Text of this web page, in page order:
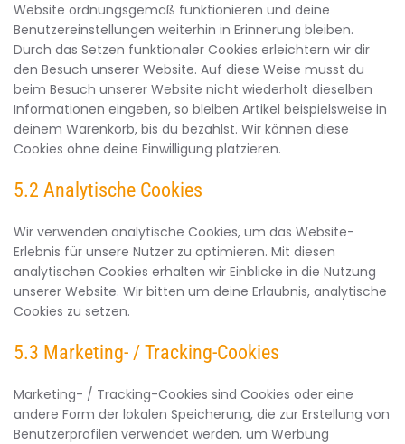
Website ordnungsgemäß funktionieren und deine
Benutzereinstellungen weiterhin in Erinnerung bleiben.
Durch das Setzen funktionaler Cookies erleichtern wir dir
den Besuch unserer Website. Auf diese Weise musst du
beim Besuch unserer Website nicht wiederholt dieselben
Informationen eingeben, so bleiben Artikel beispielsweise in
deinem Warenkorb, bis du bezahlst. Wir können diese
Cookies ohne deine Einwilligung platzieren.
5.2 Analytische Cookies
Wir verwenden analytische Cookies, um das Website-
Erlebnis für unsere Nutzer zu optimieren. Mit diesen
analytischen Cookies erhalten wir Einblicke in die Nutzung
unserer Website. Wir bitten um deine Erlaubnis, analytische
Cookies zu setzen.
5.3 Marketing- / Tracking-Cookies
Marketing- / Tracking-Cookies sind Cookies oder eine
andere Form der lokalen Speicherung, die zur Erstellung von
Benutzerprofilen verwendet werden, um Werbung